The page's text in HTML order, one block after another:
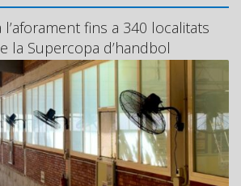
fins a 340 localitats
la Supercopa d’handbol